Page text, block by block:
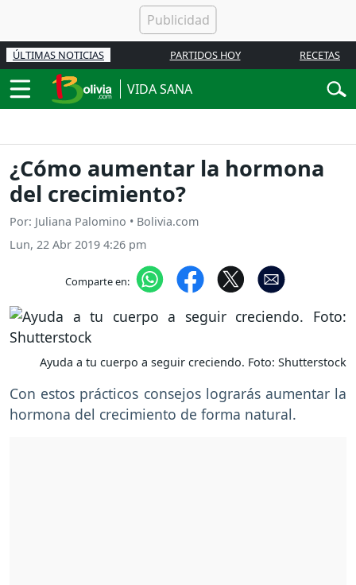
ÚLTIMAS NOTICIAS PARTIDOS HOY RECETAS
VIDA SANA
¿Cómo aumentar la hormona
del crecimiento?
Por: Juliana Palomino • Bolivia.com
Lun, 22 Abr 2019 4:26 pm
Comparte en:
Ayuda a tu cuerpo a seguir creciendo. Foto: Shutterstock
Con estos prácticos consejos lograrás aumentar la
hormona del crecimiento de forma natural.